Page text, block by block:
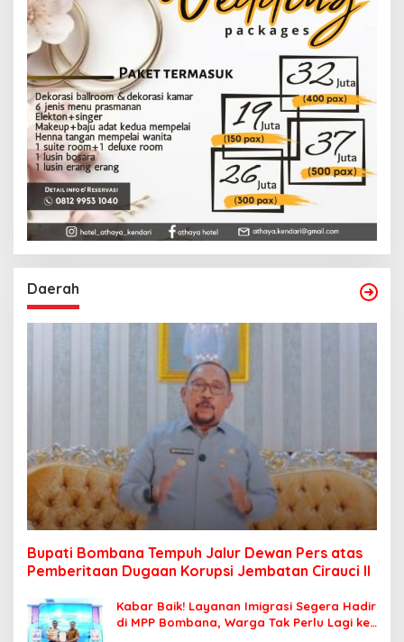
Daerah
Bupati Bombana Tempuh Jalur Dewan Pers atas
Pemberitaan Dugaan Korupsi Jembatan Cirauci II
Kabar Baik! Layanan Imigrasi Segera Hadir
di MPP Bombana, Warga Tak Perlu Lagi ke